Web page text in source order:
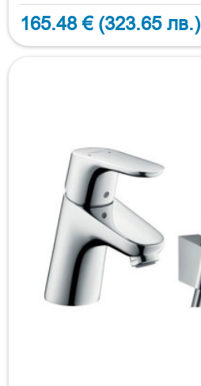
165.48 € (323.65 лв.)